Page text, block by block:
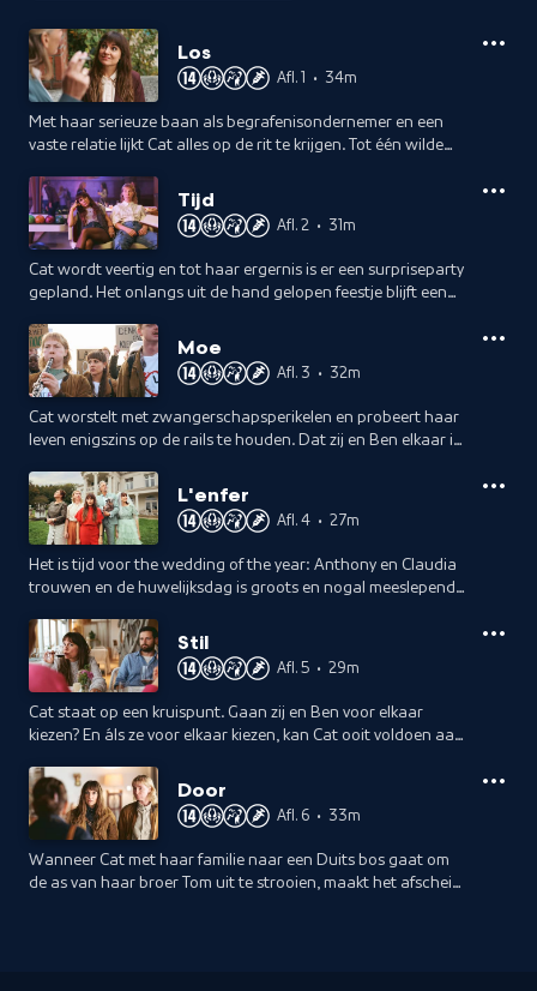
Los
Afl. 1 • 34m
Met haar serieuze baan als begrafenisondernemer en een
vaste relatie lijkt Cat alles op de rit te krijgen. Tot één wilde
Claudia groot nieuws.Tijd
Afl. 2 • 31m
Cat wordt veertig en tot haar ergernis is er een surpriseparty
gepland. Het onlangs uit de hand gelopen feestje blijft een
daar niet bij.
Moe
Afl. 3 • 32m
Cat worstelt met zwangerschapsperikelen en probeert haar
leven enigszins op de rails te houden. Dat zij en Ben elkaar in
helpt niet daarbij.
L'enfer
Afl. 4 • 27m
Het is tijd voor the wedding of the year: Anthony en Claudia
trouwen en de huwelijksdag is groots en nogal meeslepend.
twijfelen: van wie?
Stil
Afl. 5 • 29m
Cat staat op een kruispunt. Gaan zij en Ben voor elkaar
kiezen? En áls ze voor elkaar kiezen, kan Cat ooit voldoen aan
aanstaande baby.
Door
Afl. 6 • 33m
Wanneer Cat met haar familie naar een Duits bos gaat om
de as van haar broer Tom uit te strooien, maakt het afscheid